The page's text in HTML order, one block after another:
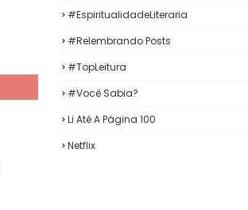
#EspiritualidadeLiteraria
#Relembrando Posts
#TopLeitura
#Você Sabia?
Li Até A Página 100
Netflix